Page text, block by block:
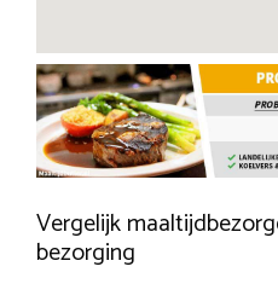
Vergelijk
bezorging